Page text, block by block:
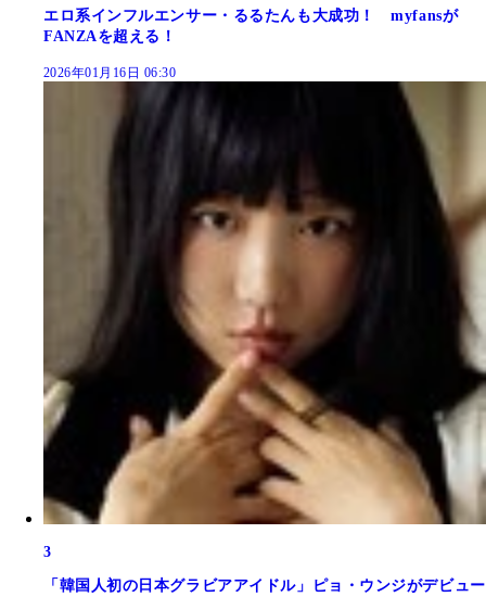
エロ系インフルエンサー・るるたんも大成功！ myfansが
FANZAを超える！
2026年01月16日 06:30
3
「韓国人初の日本グラビアアイドル」ピョ・ウンジがデビュー